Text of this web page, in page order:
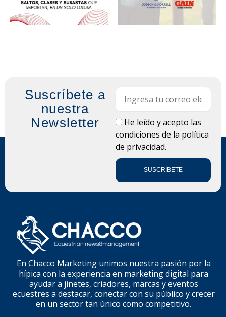
Suscríbete a
nuestra
Newsletter
LOPDHe leído y acepto las
condiciones de la política
de privacidad.
SUSCRÍBETE
En Chacco Marketing unimos nuestra pasión por la
hípica con la experiencia en marketing digital para
ayudar a jinetes, criadores, marcas y eventos
ecuestres a destacar, conectar con su público y crecer
en un sector tan único como competitivo.